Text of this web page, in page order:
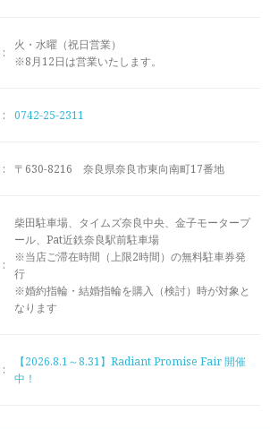
:
火・水曜（祝日営業）
※8月12日は営業いたします。
: 0742-25-2311
: 〒630-8216 奈良県奈良市東向南町17番地
:
柴田駐車場、タイムズ奈良中央、金子モータープ
ール、Pat近鉄奈良駅前駐車場
※当店ご滞在時間（上限2時間）の無料駐車券発
行
※婚約指輪・結婚指輪を購入（検討）時が対象と
なります
:
【2026.8.1～8.31】Radiant Promise Fair 開催
中！